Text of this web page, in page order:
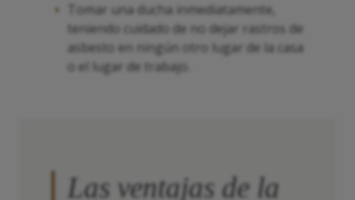
Tomar una ducha inmediatamente,
teniendo cuidado de no dejar rastros de
asbesto en ningún otro lugar de la casa
o el lugar de trabajo.
Las ventajas de la